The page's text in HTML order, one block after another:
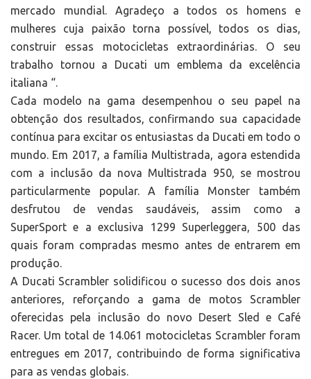
mercado mundial. Agradeço a todos os homens e
mulheres cuja paixão torna possível, todos os dias,
construir essas motocicletas extraordinárias. O seu
trabalho tornou a Ducati um emblema da excelência
italiana “.
Cada modelo na gama desempenhou o seu papel na
obtenção dos resultados, confirmando sua capacidade
contínua para excitar os entusiastas da Ducati em todo o
mundo. Em 2017, a família Multistrada, agora estendida
com a inclusão da nova Multistrada 950, se mostrou
particularmente popular. A família Monster também
desfrutou de vendas saudáveis, assim como a
SuperSport e a exclusiva 1299 Superleggera, 500 das
quais foram compradas mesmo antes de entrarem em
produção.
A Ducati Scrambler solidificou o sucesso dos dois anos
anteriores, reforçando a gama de motos Scrambler
oferecidas pela inclusão do novo Desert Sled e Café
Racer. Um total de 14.061 motocicletas Scrambler foram
entregues em 2017, contribuindo de forma significativa
para as vendas globais.